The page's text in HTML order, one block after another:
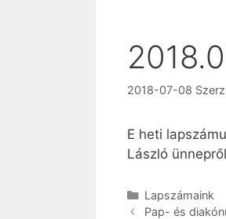
2018-07-08
E heti
László
Kategória
Lapszámaink
Pap- és